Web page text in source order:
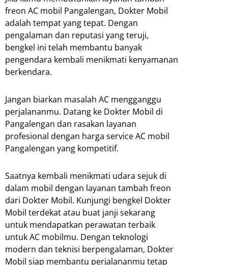
freon AC mobil Pangalengan, Dokter Mobil
adalah tempat yang tepat. Dengan
pengalaman dan reputasi yang teruji,
bengkel ini telah membantu banyak
pengendara kembali menikmati kenyamanan
berkendara.
Jangan biarkan masalah AC mengganggu
perjalananmu. Datang ke Dokter Mobil di
Pangalengan dan rasakan layanan
profesional dengan harga service AC mobil
Pangalengan yang kompetitif.
Saatnya kembali menikmati udara sejuk di
dalam mobil dengan layanan tambah freon
dari Dokter Mobil. Kunjungi bengkel Dokter
Mobil terdekat atau buat janji sekarang
untuk mendapatkan perawatan terbaik
untuk AC mobilmu. Dengan teknologi
modern dan teknisi berpengalaman, Dokter
Mobil siap membantu perjalananmu tetap